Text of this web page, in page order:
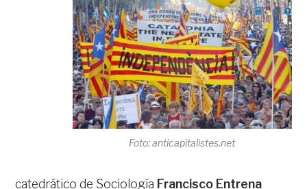
Foto: anticapitalistes.net
catedrático de Sociología Francisco Entrena